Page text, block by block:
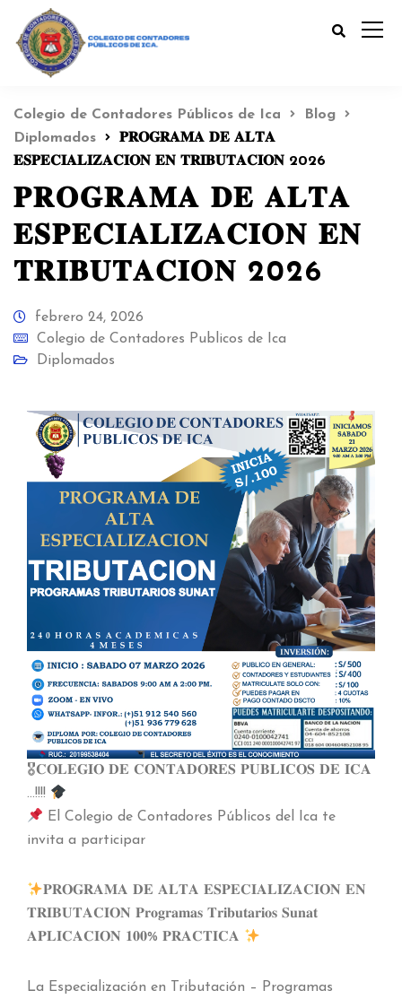
Colegio de Contadores Públicos de Ica
Blog
Diplomados
𝐏𝐑𝐎𝐆𝐑𝐀𝐌𝐀 𝐃𝐄 𝐀𝐋𝐓𝐀
𝐄𝐒𝐏𝐄𝐂𝐈𝐀𝐋𝐈𝐙𝐀𝐂𝐈𝐎𝐍 𝐄𝐍 𝐓𝐑𝐈𝐁𝐔𝐓𝐀𝐂𝐈𝐎𝐍 2026
𝐏𝐑𝐎𝐆𝐑𝐀𝐌𝐀 𝐃𝐄 𝐀𝐋𝐓𝐀
𝐄𝐒𝐏𝐄𝐂𝐈𝐀𝐋𝐈𝐙𝐀𝐂𝐈𝐎𝐍 𝐄𝐍
𝐓𝐑𝐈𝐁𝐔𝐓𝐀𝐂𝐈𝐎𝐍 2026
febrero 24, 2026
Colegio de Contadores Publicos de Ica
Diplomados
🎖𝐂𝐎𝐋𝐄𝐆𝐈𝐎 𝐃𝐄 𝐂𝐎𝐍𝐓𝐀𝐃𝐎𝐑𝐄𝐒 𝐏𝐔𝐁𝐋𝐈𝐂𝐎𝐒 𝐃𝐄 𝐈𝐂𝐀
…!!!!
El Colegio de Contadores Públicos del Ica te
invita a participar
𝐏𝐑𝐎𝐆𝐑𝐀𝐌𝐀 𝐃𝐄 𝐀𝐋𝐓𝐀 𝐄𝐒𝐏𝐄𝐂𝐈𝐀𝐋𝐈𝐙𝐀𝐂𝐈𝐎𝐍 𝐄𝐍
𝐓𝐑𝐈𝐁𝐔𝐓𝐀𝐂𝐈𝐎𝐍 𝐏𝐫𝐨𝐠𝐫𝐚𝐦𝐚𝐬 𝐓𝐫𝐢𝐛𝐮𝐭𝐚𝐫𝐢𝐨𝐬 𝐒𝐮𝐧𝐚𝐭
𝐀𝐏𝐋𝐈𝐂𝐀𝐂𝐈𝐎𝐍 𝟏𝟎𝟎% 𝐏𝐑𝐀𝐂𝐓𝐈𝐂𝐀
La Especialización en Tributación – Programas